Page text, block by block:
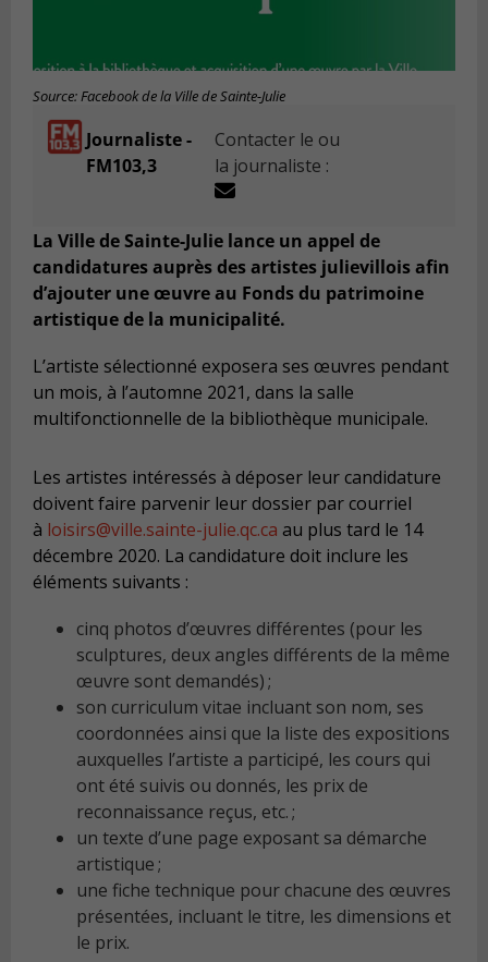
Source: Facebook de la Ville de Sainte-Julie
Journaliste -
FM103,3
Contacter le ou
la journaliste :
La Ville de Sainte-Julie lance un appel de
candidatures auprès des artistes julievillois afin
d’ajouter une œuvre au Fonds du patrimoine
artistique de la municipalité.
L’artiste sélectionné exposera ses œuvres pendant
un mois, à l’automne 2021, dans la salle
multifonctionnelle de la bibliothèque municipale.
Les artistes intéressés à déposer leur candidature
doivent faire parvenir leur dossier par courriel
à loisirs@ville.sainte-julie.qc.ca au plus tard le 14
décembre 2020. La candidature doit inclure les
éléments suivants :
cinq photos d’œuvres différentes (pour les
sculptures, deux angles différents de la même
œuvre sont demandés) ;
son curriculum vitae incluant son nom, ses
coordonnées ainsi que la liste des expositions
auxquelles l’artiste a participé, les cours qui
ont été suivis ou donnés, les prix de
reconnaissance reçus, etc. ;
un texte d’une page exposant sa démarche
artistique ;
une fiche technique pour chacune des œuvres
présentées, incluant le titre, les dimensions et
le prix.